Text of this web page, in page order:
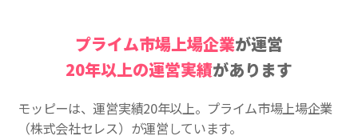
プライム市場上場企業が運営
20年以上の運営実績があります
モッピーは、運営実績20年以上。プライム市場上場企業
（株式会社セレス）が運営しています。